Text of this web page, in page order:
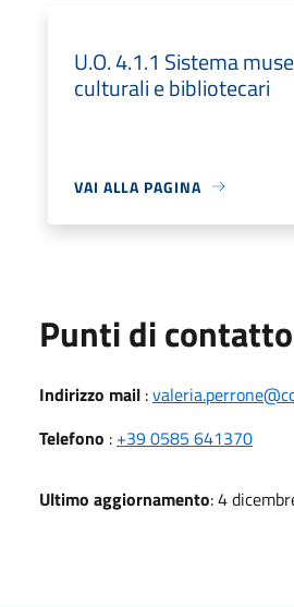
U.O. 4.1.1 Sistema
culturali e bibliotecari
VAI ALLA PAGINA
Punti di contatto
Indirizzo mail :
Telefono : +39 0585 641370
Ultimo aggiornamento: 4